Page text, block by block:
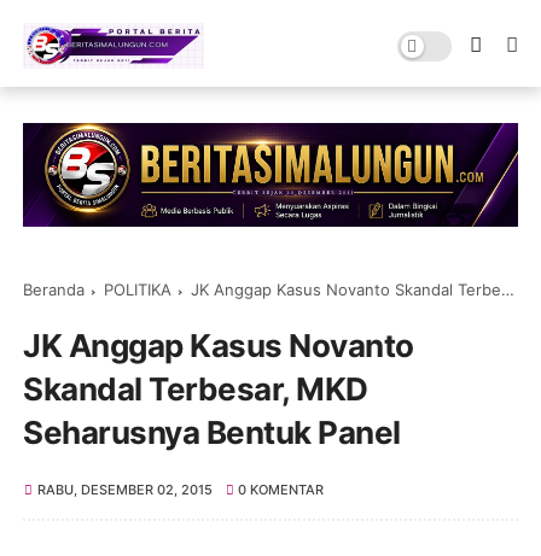
Beranda POLITIKA JK Anggap Kasus Novanto Skandal Terbesar, MKD Seharusnya Bentuk Panel
JK Anggap Kasus Novanto
Skandal Terbesar, MKD
Seharusnya Bentuk Panel
RABU, DESEMBER 02, 2015 0 KOMENTAR